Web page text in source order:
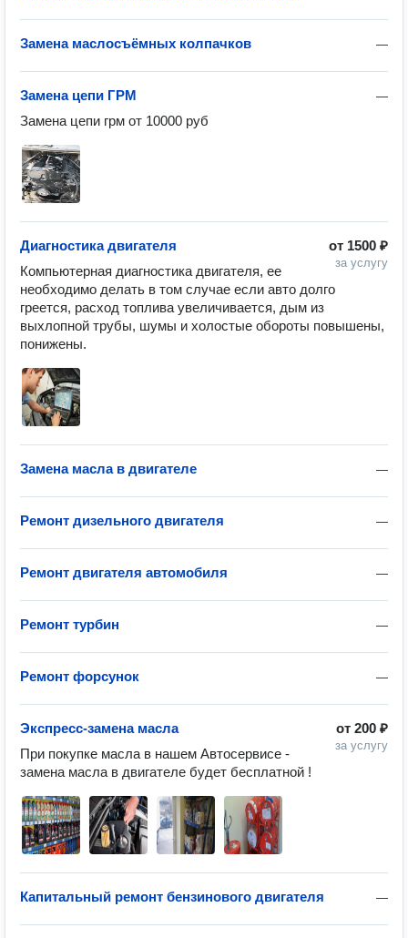
—
Замена маслосъёмных колпачков
—
Замена цепи ГРМ
Замена цепи грм от 10000 руб
от 1500 ₽
за услугу
Диагностика двигателя
Компьютерная диагностика двигателя, ее
необходимо делать в том случае если авто долго
греется, расход топлива увеличивается, дым из
выхлопной трубы, шумы и холостые обороты повышены,
понижены.
—
Замена масла в двигателе
—
Ремонт дизельного двигателя
—
Ремонт двигателя автомобиля
—
Ремонт турбин
—
Ремонт форсунок
от 200 ₽
за услугу
Экспресс-замена масла
При покупке масла в нашем Автосервисе -
—
Капитальный ремонт бензинового двигателя